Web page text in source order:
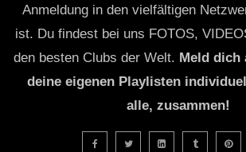
Anmeldung in den vielfältigen
ist. Du findest bei uns FOTOS,
den besten Clubs der Welt. Meld dich
deine eigenen Playlisten
alle, zusammen!